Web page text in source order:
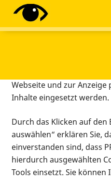
Diese Webseite setzt
Tracking-Tools ein. Dies
Webseite und zur
Inhalte eingesetzt werden.
Durch das Klicken auf den
auswählen“ erklären Sie,
einverstanden sind, dass
hierdurch ausgewählten
Tools einsetzt. Sie können